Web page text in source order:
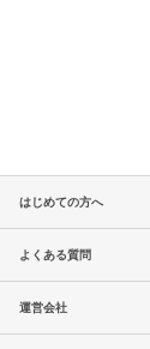
はじめての方へ
よくある質問
運営会社